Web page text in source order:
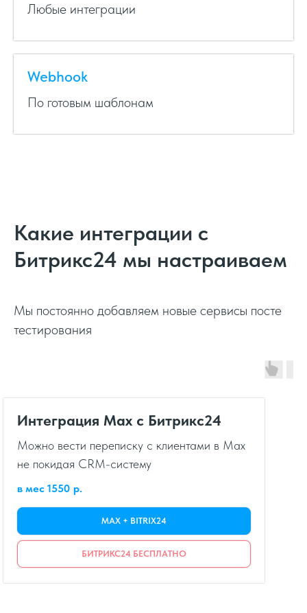
Любые интеграции
Webhook
По готовым шаблонам
Какие интеграции с
Битрикс24 мы настраиваем
Мы постоянно добавляем новые сервисы посте
тестирования
Интеграция Max с Битрикс24
Можно вести переписку с клиентами в Max
не покидая CRM-систему
в мес 1550 р.
MAX + BITRIX24
БИТРИКС24 БЕСПЛАТНО